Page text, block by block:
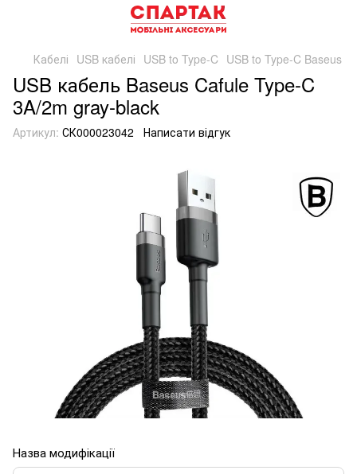
Кабелі USB кабелі USB to Type-C USB to Type-C Baseus
USB кабель Baseus Cafule Type-C
3A/2m gray-black
Артикул: СК000023042 Написати відгук
Назва модифікації